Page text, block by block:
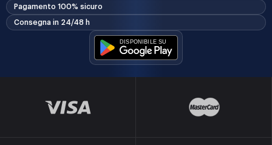
Pagamento 100% sicuro
Consegna in 24/48 h